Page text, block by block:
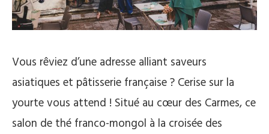
Vous rêviez d’une adresse alliant saveurs
asiatiques et pâtisserie française ? Cerise sur la
yourte vous attend ! Situé au cœur des Carmes, ce
salon de thé franco-mongol à la croisée des